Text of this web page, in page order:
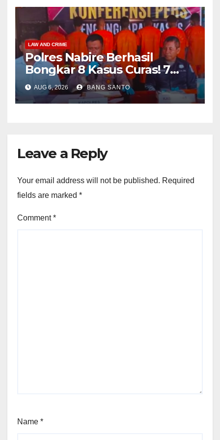
LAW AND CRIME
Polres Nabire Berhasil
Bongkar 8 Kasus Curas! 7
Pelaku Ditangkap, 62 Motor
Kembali Diamankan
AUG 6, 2026 BANG SANTO
Leave a Reply
Your email address will not be published. Required
fields are marked *
Comment*
Name *